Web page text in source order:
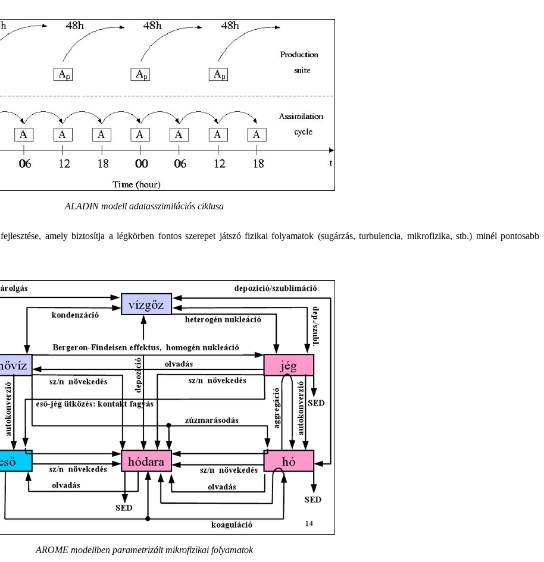
ALADIN modell adatasszimilációs ciklusa
fejlesztése, amely biztosítja a légkörben fontos szerepet játszó fizikai folyamatok (sugárzás, turbulencia, mikrofizika, stb.) minél pontosabb
AROME modellben parametrizált mikrofizikai folyamatok